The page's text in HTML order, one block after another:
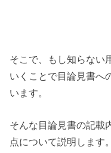
そこで、もし知らない
いくことで目論見書へ
います。
そんな目論見書の記載
点について説明します。